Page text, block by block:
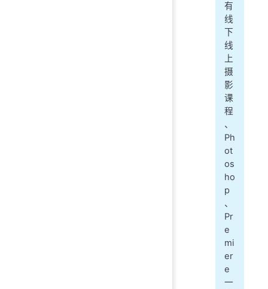
有
线
下
线
上
摄
影
课
程
、
Ph
ot
os
ho
p
、
Pr
e
mi
er
e
一